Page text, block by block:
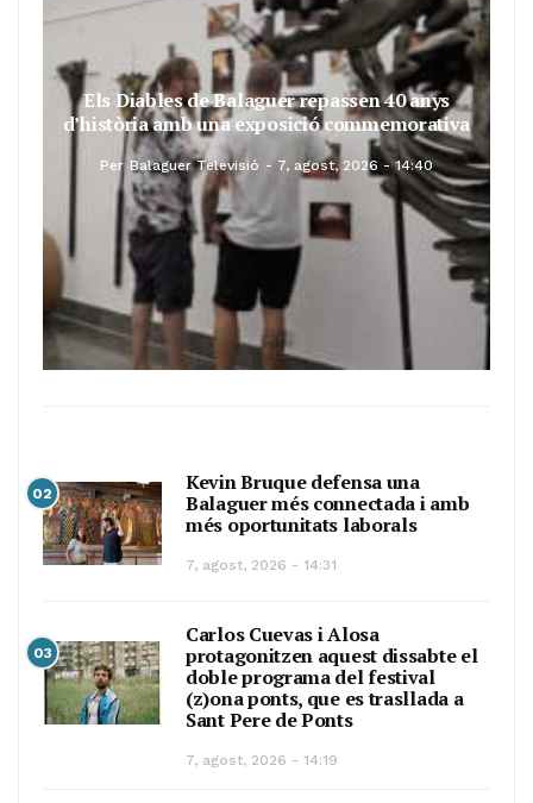
Els Diables de Balaguer repassen 40 anys
d’història amb una exposició commemorativa
Per Balaguer Televisió 7, agost, 2026 - 14:40
02
Kevin Bruque defensa una
Balaguer més connectada i amb
més oportunitats laborals
7, agost, 2026 - 14:31
03
Carlos Cuevas i Alosa
protagonitzen aquest dissabte el
doble programa del festival
(z)ona ponts, que es trasllada a
Sant Pere de Ponts
7, agost, 2026 - 14:19